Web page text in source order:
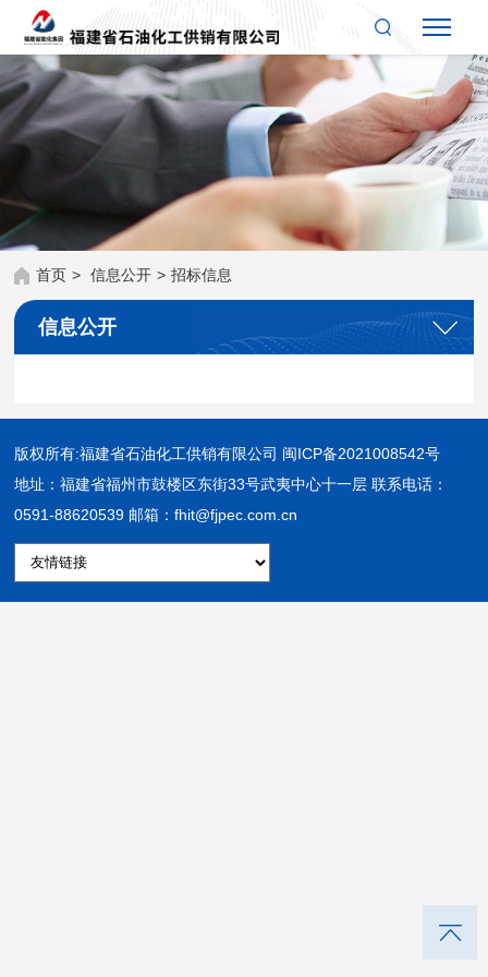
首页 > 信息公开 > 招标信息
信息公开
版权所有:福建省石油化工供销有限公司 闽ICP备2021008542号
地址：福建省福州市鼓楼区东街33号武夷中心十一层 联系电话：
0591-88620539 邮箱：fhit@fjpec.com.cn